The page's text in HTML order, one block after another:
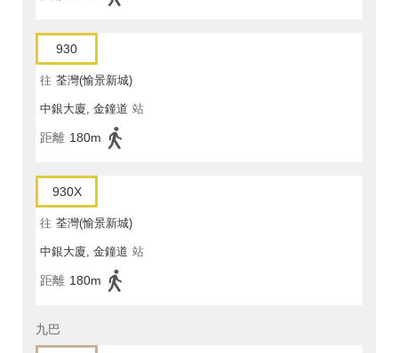
930
往 荃灣(愉景新城)
中銀大廈, 金鐘道 站
距離 180m
930X
往 荃灣(愉景新城)
中銀大廈, 金鐘道 站
距離 180m
九巴